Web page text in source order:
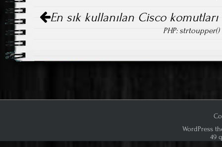
n
navigation
En sık kullanılan Cisco komutları
PHP:
WordPress
49